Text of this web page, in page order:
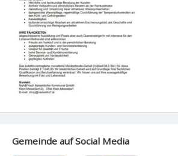
Gemeinde auf Social Media